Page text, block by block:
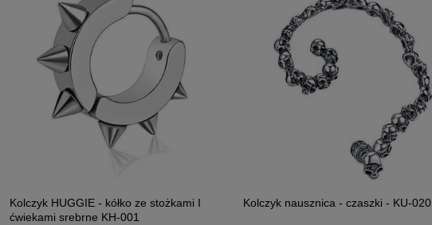
Kolczyk HUGGIE - kółko ze stożkami I
ćwiekami srebrne KH-001
Kolczyk nausznica - czaszki - KU-020